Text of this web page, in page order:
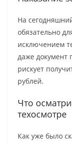
На
обязательно
исключением
даже документ
рискует
рублей.
Что
техосмотре
Как уже было